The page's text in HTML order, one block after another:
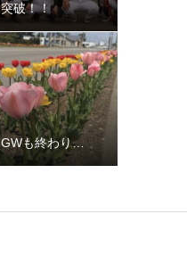
突破！！
GWも終わり…